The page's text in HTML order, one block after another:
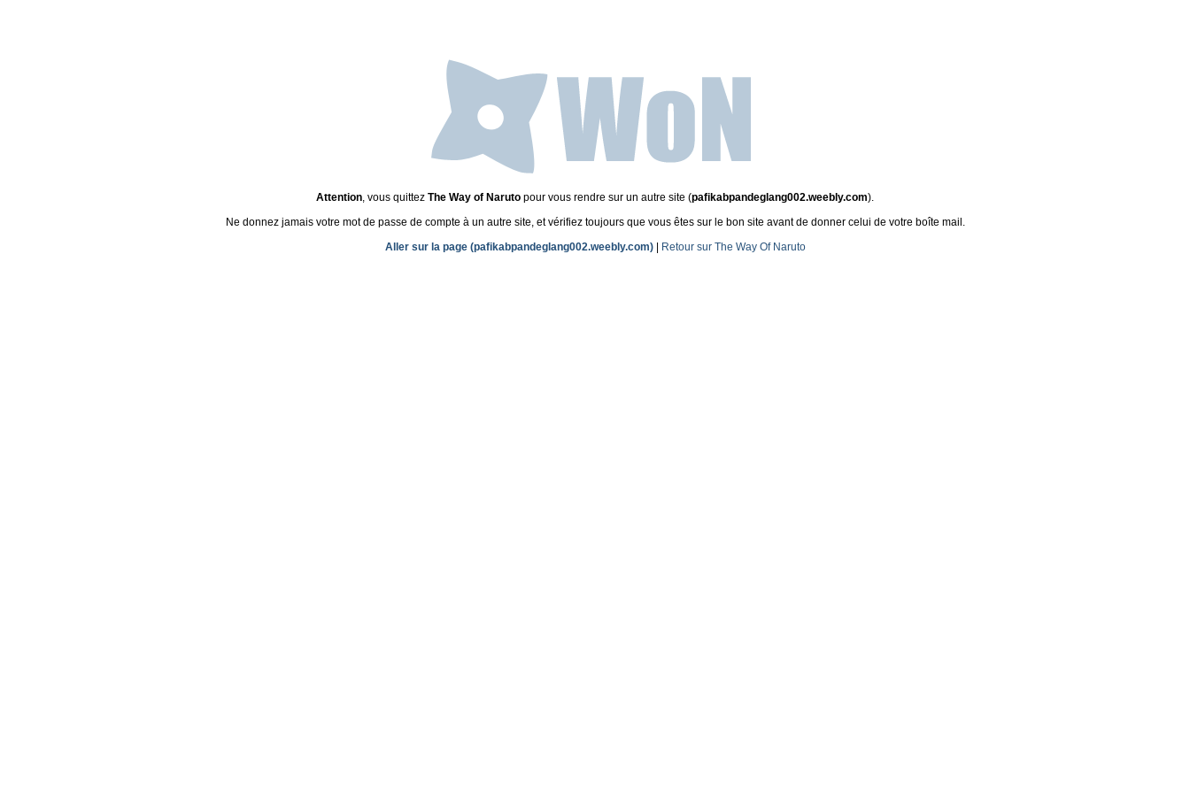
Attention, vous quittez The Way of Naruto pour vous rendre sur un autre site (pafikabpandeglang002.weebly.com).
Ne donnez jamais votre mot de passe de compte à un autre site, et vérifiez toujours que vous êtes sur le bon site avant de donner celui de votre boîte mail.
Aller sur la page (pafikabpandeglang002.weebly.com)| Retour sur The Way Of Naruto